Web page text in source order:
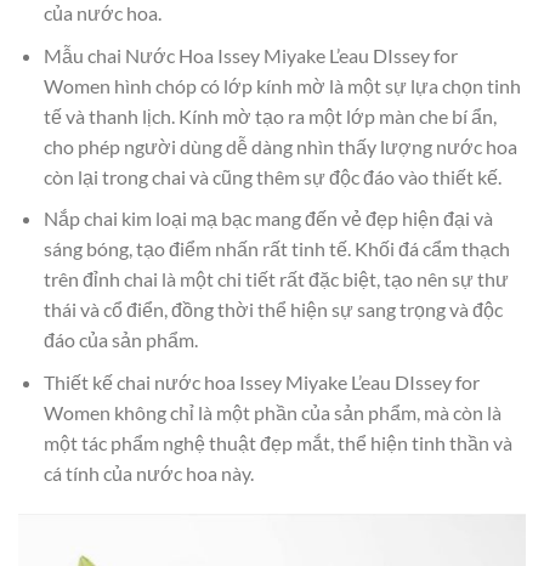
của nước hoa.
Mẫu chai Nước Hoa Issey Miyake L’eau DIssey for
Women hình chóp có lớp kính mờ là một sự lựa chọn tinh
tế và thanh lịch. Kính mờ tạo ra một lớp màn che bí ẩn,
cho phép người dùng dễ dàng nhìn thấy lượng nước hoa
còn lại trong chai và cũng thêm sự độc đáo vào thiết kế.
Nắp chai kim loại mạ bạc mang đến vẻ đẹp hiện đại và
sáng bóng, tạo điểm nhấn rất tinh tế. Khối đá cẩm thạch
trên đỉnh chai là một chi tiết rất đặc biệt, tạo nên sự thư
thái và cổ điển, đồng thời thể hiện sự sang trọng và độc
đáo của sản phẩm.
Thiết kế chai nước hoa Issey Miyake L’eau DIssey for
Women không chỉ là một phần của sản phẩm, mà còn là
một tác phẩm nghệ thuật đẹp mắt, thể hiện tinh thần và
cá tính của nước hoa này.